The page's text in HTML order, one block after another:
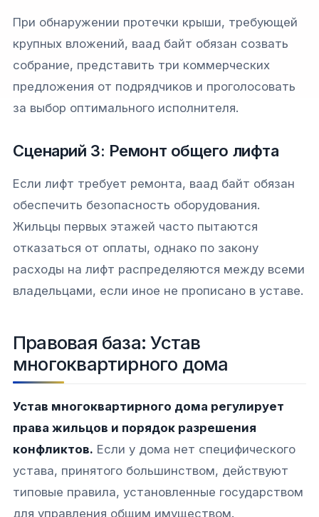
При обнаружении протечки крыши, требующей
крупных вложений, ваад байт обязан созвать
собрание, представить три коммерческих
предложения от подрядчиков и проголосовать
за выбор оптимального исполнителя.
Сценарий 3: Ремонт общего лифта
Если лифт требует ремонта, ваад байт обязан
обеспечить безопасность оборудования.
Жильцы первых этажей часто пытаются
отказаться от оплаты, однако по закону
расходы на лифт распределяются между всеми
владельцами, если иное не прописано в уставе.
Правовая база: Устав
многоквартирного дома
Устав многоквартирного дома регулирует
права жильцов и порядок разрешения
конфликтов. Если у дома нет специфического
устава, принятого большинством, действуют
типовые правила, установленные государством
для управления общим имуществом.